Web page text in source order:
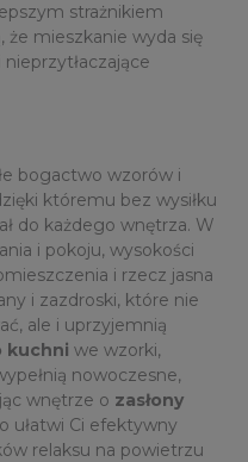
strażnikiem
że mieszkanie wyda się
bogactwo wzorów i
któremu bez wysiłku
do każdego wnętrza. W
i pokoju, wysokości
i rzecz jasna
i zazdroski, które nie
ale i uprzyjemnią
kuchni we wzorki,
nowoczesne,
wnętrze o zasłony
ułatwi Ci efektywny
relaksu na powietrzu